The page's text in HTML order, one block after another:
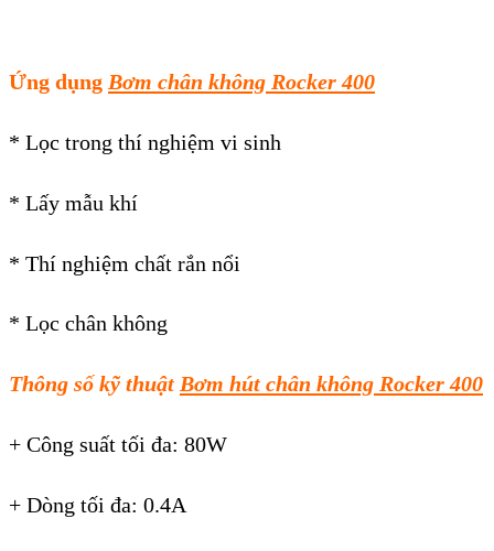
Ứng dụng Bơm chân không Rocker 400
* Lọc trong thí nghiệm vi sinh
* Lấy mẫu khí
* Thí nghiệm chất rắn nổi
* Lọc chân không
Thông số kỹ thuật Bơm hút chân không Rocker 400
+ Công suất tối đa: 80W
+ Dòng tối đa: 0.4A